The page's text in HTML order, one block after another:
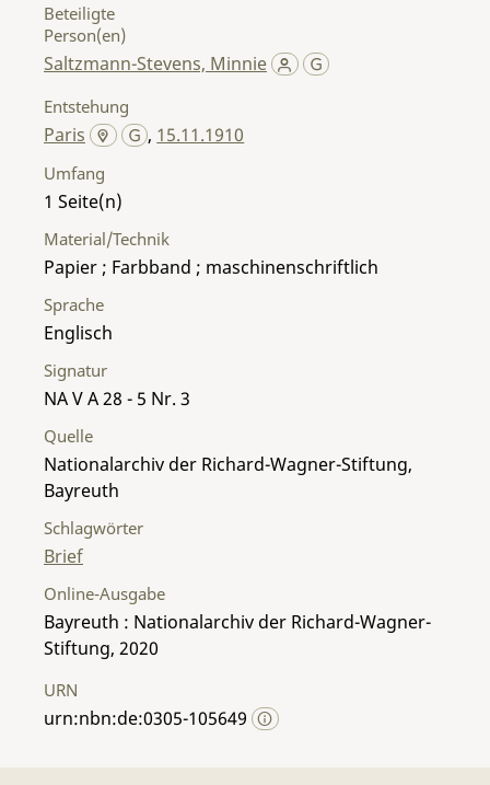
Beteiligte
Person(en)
Saltzmann-Stevens, Minnie
Entstehung
Paris , 15.11.1910
Umfang
1
Material/Technik
Papier ; Farbband ; maschinenschriftlich
Sprache
Englisch
Signatur
NA V A 28 - 5 Nr. 3
Quelle
Nationalarchiv der Richard-Wagner-Stiftung,
Bayreuth
Schlagwörter
Brief
Online-Ausgabe
Bayreuth : Nationalarchiv der Richard-Wagner-
Stiftung, 2020
URN
urn:nbn:de:0305-105649